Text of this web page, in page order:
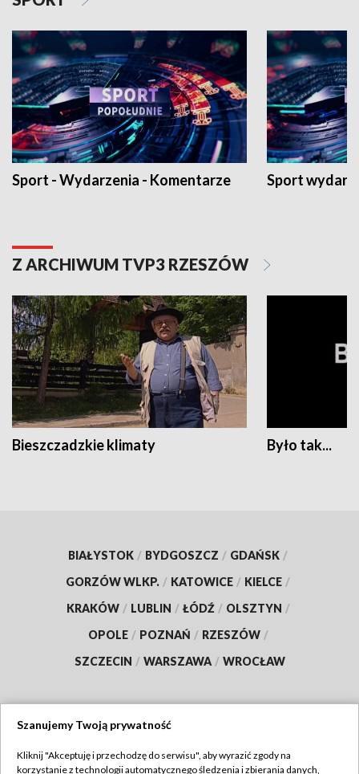
Sport - Wydarzenia - Komentarze Sport
Z ARCHIWUM TVP3 RZESZÓW
Bieszczadzkie klimaty Było tak...
BIAŁYSTOK / BYDGOSZCZ / GDAŃSK /
GORZÓW WLKP. / KATOWICE / KIELCE /
KRAKÓW / LUBLIN / ŁÓDŹ / OLSZTYN /
OPOLE / POZNAŃ / RZESZÓW /
SZCZECIN / WARSZAWA / WROCŁAW
Szanujemy Twoją prywatność
Kliknij "Akceptuję i przechodzę do serwisu", aby wyrazić zgody na
korzystanie z technologii automatycznego śledzenia i zbierania danych,